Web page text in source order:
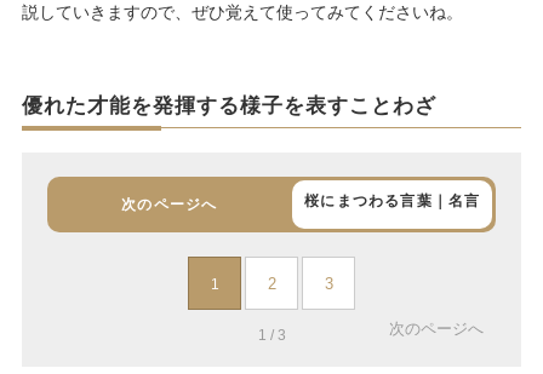
説していきますので、ぜひ覚えて使ってみてくださいね。
優れた才能を発揮する様子を表すことわざ
次のページへ 桜にまつわる言葉｜名言
1 2 3
1 / 3 次のページへ